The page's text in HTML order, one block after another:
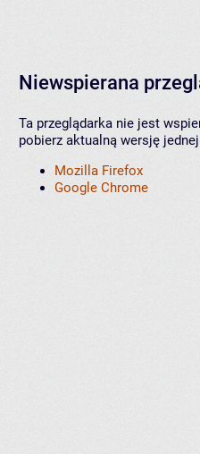
Niewspierana
Ta przeglądarka nie jest
pobierz aktualną wersję
Mozilla Firefox
Google Chrome